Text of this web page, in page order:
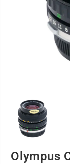
Olympus